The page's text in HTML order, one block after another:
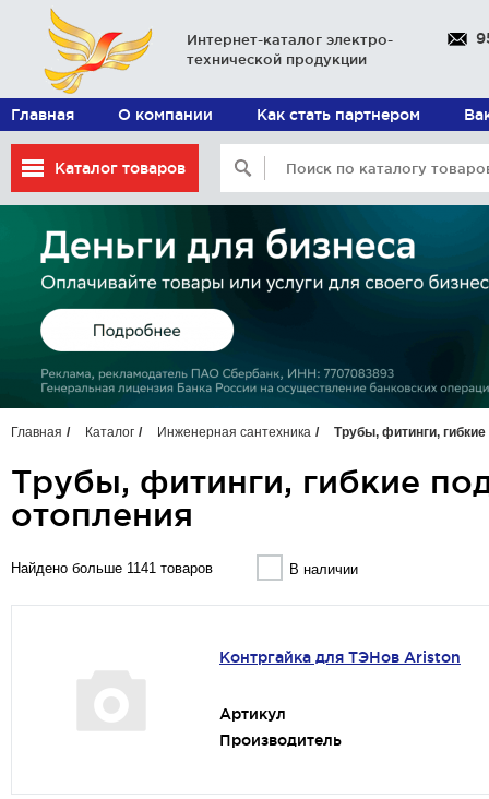
Интернет-каталог электро-
технической продукции
Главная О компании Как стать партнером
Каталог товаров
Главная Каталог Инженерная сантехника Трубы, фитинги,
Трубы, фитинги, гибкие
отопления
Найдено больше 1141 товаров В наличии
Контргайка для ТЭНов Ariston
Артикул
Производитель